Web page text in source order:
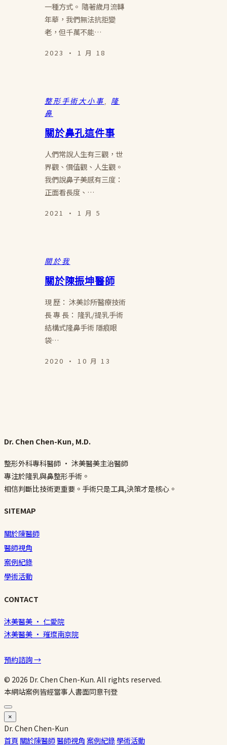
一種方式。 隨著歲月流轉
年華，我們無法抗拒變
老，但千萬不能…
2023 · 1 月 18
整形手術大小事
隆
鼻
關於鼻孔這件事
人們常說人生有三觀，世
界觀、價值觀、人生觀。
我們說鼻子美感有三度：
正面看長度、…
2021 · 1 月 5
關於我
關於陳振坤醫師
現 歷： 沐美診所醫療技術
長 專 長： 隆乳/提乳手術
結構式隆鼻手術 隱痕眼
袋…
2020 · 10 月 13
Dr. Chen Chen-Kun, M.D.
整形外科專科醫師 · 沐美醫美主治醫師
專注於隆乳與鼻整形手術。
相信判斷比技術更重要。手術只是工具,決策才是核心。
SITEMAP
關於陳醫師
醫師視角
案例紀錄
學術活動
CONTACT
沐美醫美 · 仁愛院
沐美醫美 · 璀璨南京院
預約諮詢 →
© 2026 Dr. Chen Chen-Kun. All rights reserved.
本網站案例皆經當事人書面同意刊登
×
Dr.ChenChen-Kun
首頁 關於陳醫師醫師視角案例紀錄學術活動